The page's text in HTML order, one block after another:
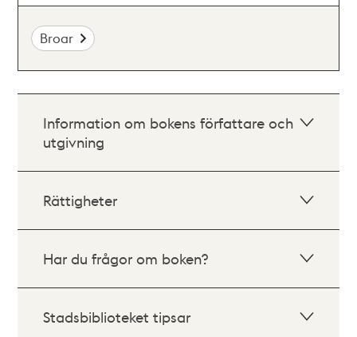
Broar
Information om bokens författare och
utgivning
Rättigheter
Har du frågor om boken?
Stadsbiblioteket tipsar